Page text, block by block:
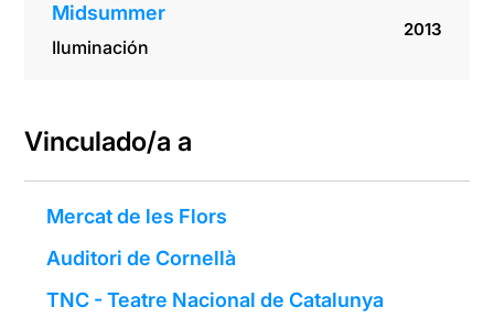
Midsummer
Iluminación
2013
Vinculado/a a
Mercat de les Flors
Auditori de Cornellà
TNC - Teatre Nacional de Catalunya